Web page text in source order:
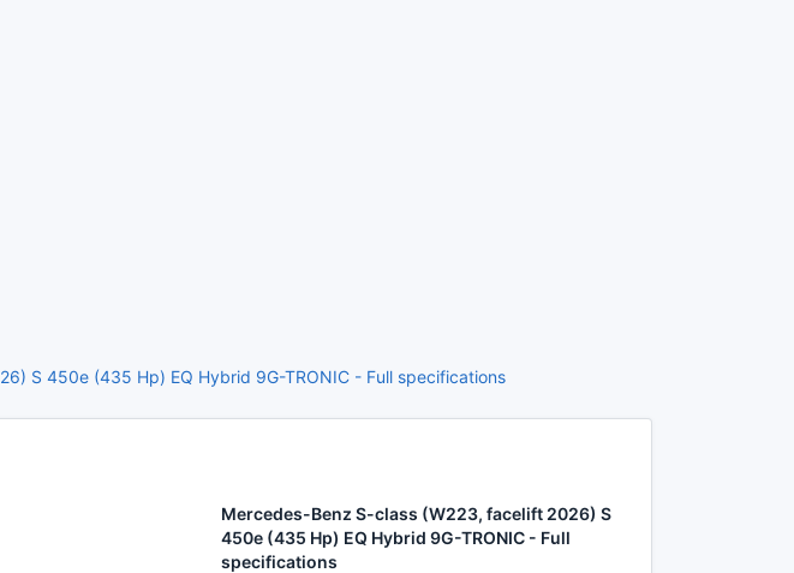
S 450e (435 Hp) EQ Hybrid 9G-TRONIC - Full specifications
Mercedes-Benz S-class (W223, facelift 2026) S
450e (435 Hp) EQ Hybrid 9G-TRONIC - Full
specifications